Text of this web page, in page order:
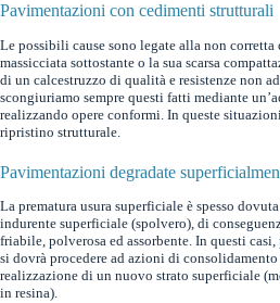
Pavimentazioni con cedimenti strutturali
Le possibili cause sono legate alla non
massicciata sottostante o la sua scarsa
di un calcestruzzo di qualità e resistenze non
scongiuriamo sempre questi fatti mediante
realizzando opere conformi. In queste
ripristino strutturale.
Pavimentazioni degradate
La prematura usura superficiale è spesso
indurente superficiale (spolvero), di
friabile, polverosa ed assorbente. In questi
si dovrà procedere ad azioni di consolidamento
realizzazione di un nuovo strato superficiale
in resina).